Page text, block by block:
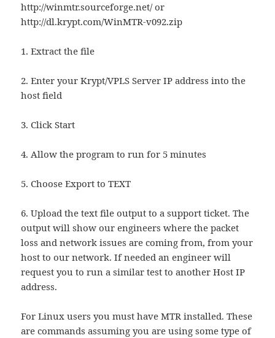
http://winmtr.sourceforge.net/ or
http://dl.krypt.com/WinMTR-v092.zip
1. Extract the file
2. Enter your Krypt/VPLS Server IP address into the
host field
3. Click Start
4. Allow the program to run for 5 minutes
5. Choose Export to TEXT
6. Upload the text file output to a support ticket. The
output will show our engineers where the packet
loss and network issues are coming from, from your
host to our network. If needed an engineer will
request you to run a similar test to another Host IP
address.
For Linux users you must have MTR installed. These
are commands assuming you are using some type of